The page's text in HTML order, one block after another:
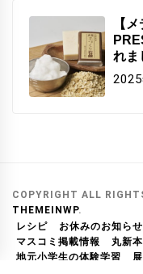
【
れま
COPYRIGHT ALL
THEMEINWP.
レシピ
お休みのお知らせ
マスコミ掲載情報
丸新
地元小学生の体験学習